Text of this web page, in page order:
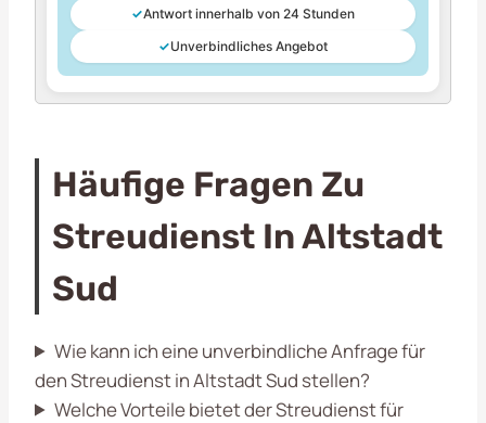
✓Antwort innerhalb von 24 Stunden
✓Unverbindliches Angebot
Häufige Fragen Zu
Streudienst In Altstadt
Sud
Wie kann ich eine unverbindliche Anfrage für
den Streudienst in Altstadt Sud stellen?
Welche Vorteile bietet der Streudienst für